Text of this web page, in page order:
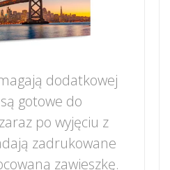
dodatkowej
gotowe do
po wyjęciu z
zadrukowane
zawieszkę.